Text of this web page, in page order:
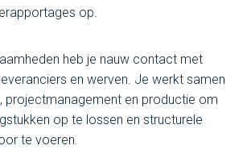
op.
heb je nauw contact met
en werven. Je werkt samen
projectmanagement en productie om
op te lossen en structurele
te voeren.